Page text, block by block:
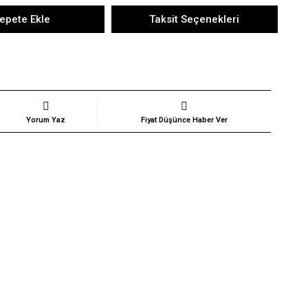
Ekle Taksit Seçenekleri
Yorum Yaz Fiyat Düşünce Haber Ver